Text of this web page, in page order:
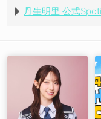
丹生明里 公式